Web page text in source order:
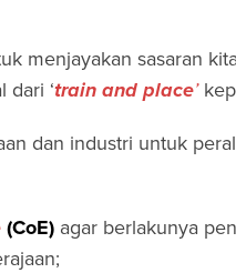
menjayakan sasaran
‘train and place’
dan industri untuk
(CoE) agar berlakunya